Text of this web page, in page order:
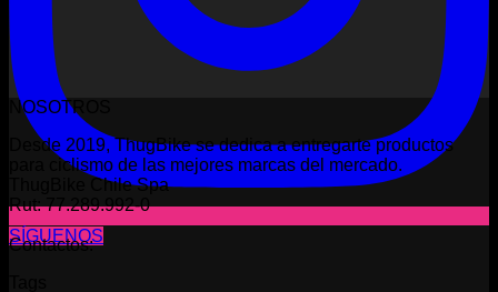
SÍGUENOS
NOSOTROS
Desde 2019, ThugBike se dedica a entregarte productos
para ciclismo de las mejores marcas del mercado.
ThugBike Chile Spa
Rut: 77.289.992-0
Contactos: